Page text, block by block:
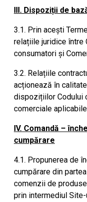
III. Dispoziții de
3.1. Prin acești
relațiile juridice între
consumatori și
3.2. Relațiile
acționează în
dispozițiilor Codului
comerciale
IV. Comandă –
cumpărare
4.1. Propunerea de
cumpărare din
comenzii de
prin intermediul